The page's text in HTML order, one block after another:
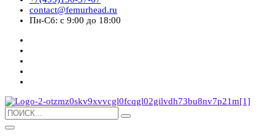
contact@femurhead.ru
Пн-Сб: с 9:00 до 18:00